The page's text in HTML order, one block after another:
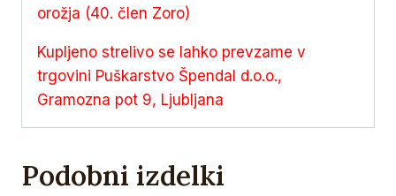
orožja (40. člen Zoro)
Kupljeno strelivo se lahko prevzame v
trgovini Puškarstvo Špendal d.o.o.,
Gramozna pot 9, Ljubljana
Podobni izdelki